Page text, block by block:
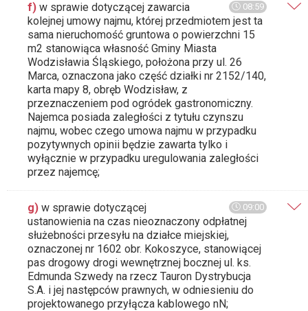
08:59
f) w sprawie dotyczącej zawarcia
kolejnej umowy najmu, której przedmiotem jest ta
sama nieruchomość gruntowa o powierzchni 15
m2 stanowiąca własność Gminy Miasta
Wodzisławia Śląskiego, położona przy ul. 26
Marca, oznaczona jako część działki nr 2152/140,
karta mapy 8, obręb Wodzisław, z
przeznaczeniem pod ogródek gastronomiczny.
Najemca posiada zaległości z tytułu czynszu
najmu, wobec czego umowa najmu w przypadku
pozytywnych opinii będzie zawarta tylko i
wyłącznie w przypadku uregulowania zaległości
przez najemcę;
09:00
g) w sprawie dotyczącej
ustanowienia na czas nieoznaczony odpłatnej
służebności przesyłu na działce miejskiej,
oznaczonej nr 1602 obr. Kokoszyce, stanowiącej
pas drogowy drogi wewnętrznej bocznej ul. ks.
Edmunda Szwedy na rzecz Tauron Dystrybucja
S.A. i jej następców prawnych, w odniesieniu do
projektowanego przyłącza kablowego nN;